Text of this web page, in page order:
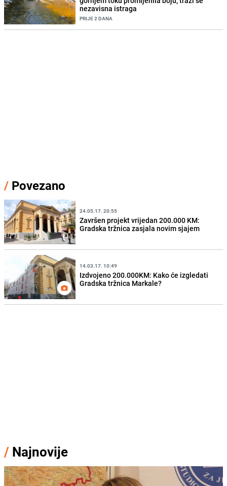
nezavisna istraga
PRIJE 2 DANA
/ Povezano
24.05.17. 20:55
Završen projekt vrijedan 200.000 KM:
Gradska tržnica zasjala novim sjajem
14.03.17. 10:49
Izdvojeno 200.000KM: Kako će izgledati
Gradska tržnica Markale?
/ Najnovije